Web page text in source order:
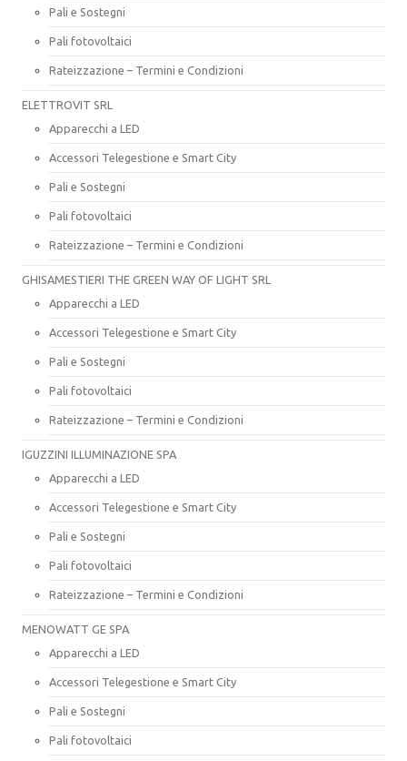
Pali e Sostegni
Pali fotovoltaici
Rateizzazione – Termini e Condizioni
ELETTROVIT SRL
Apparecchi a LED
Accessori Telegestione e Smart City
Pali e Sostegni
Pali fotovoltaici
Rateizzazione – Termini e Condizioni
GHISAMESTIERI THE GREEN WAY OF LIGHT SRL
Apparecchi a LED
Accessori Telegestione e Smart City
Pali e Sostegni
Pali fotovoltaici
Rateizzazione – Termini e Condizioni
IGUZZINI ILLUMINAZIONE SPA
Apparecchi a LED
Accessori Telegestione e Smart City
Pali e Sostegni
Pali fotovoltaici
Rateizzazione – Termini e Condizioni
MENOWATT GE SPA
Apparecchi a LED
Accessori Telegestione e Smart City
Pali e Sostegni
Pali fotovoltaici